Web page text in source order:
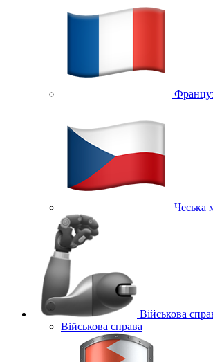
Чеська
Військова
Військова справа